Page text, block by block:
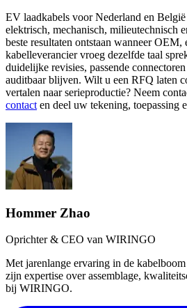
EV laadkabels voor Nederland en
elektrisch, mechanisch, milieutechnisch
beste resultaten ontstaan wanneer OEM,
kabelleverancier vroeg dezelfde taal
duidelijke revisies, passende
auditbaar blijven. Wilt u een RFQ laten
vertalen naar serieproductie? Neem
contact en deel uw tekening, toepassing
Hommer Zhao
Oprichter & CEO van WIRINGO
Met jarenlange ervaring in de
zijn expertise over assemblage,
bij WIRINGO.